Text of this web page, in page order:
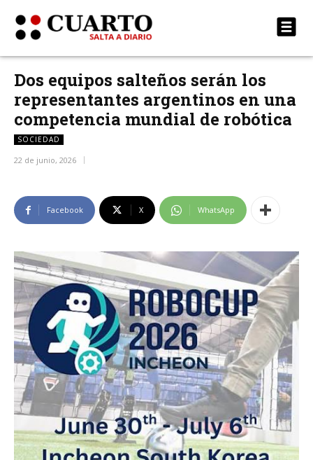
Dos equipos salteños serán los
representantes argentinos en una
competencia mundial de robótica
SOCIEDAD
22 de junio, 2026
Facebook X WhatsApp